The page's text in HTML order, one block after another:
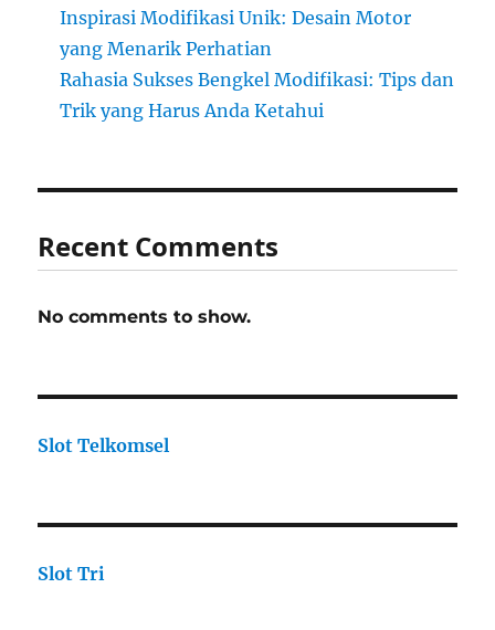
Inspirasi Modifikasi Unik: Desain Motor
yang Menarik Perhatian
Rahasia Sukses Bengkel Modifikasi: Tips dan
Trik yang Harus Anda Ketahui
Recent Comments
No comments to show.
Slot Telkomsel
Slot Tri